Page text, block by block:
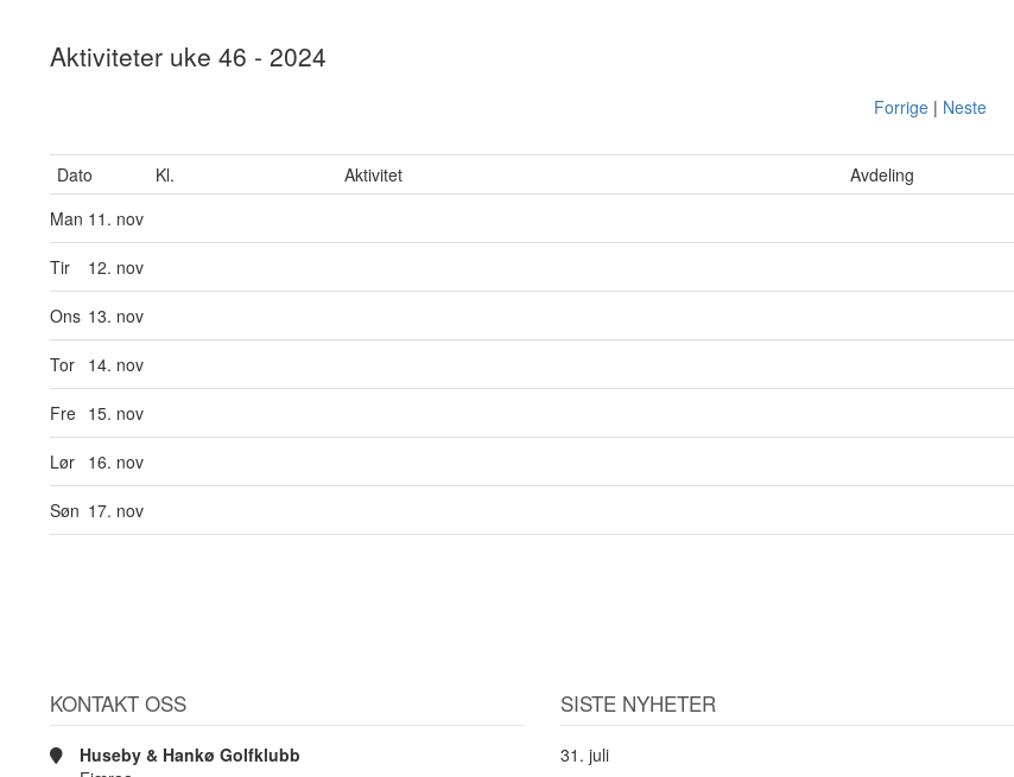
Aktiviteter uke 46 - 2024
Forrige| Neste
Dato Kl. Aktivitet
Avdeling
Man 11. nov
Tir 12. nov
Ons 13. nov
Tor 14. nov
Fre 15. nov
Lør 16. nov
Søn 17. nov
KONTAKT OSS
Huseby & Hankø Golfklubb
SISTE NYHETER
31. juli